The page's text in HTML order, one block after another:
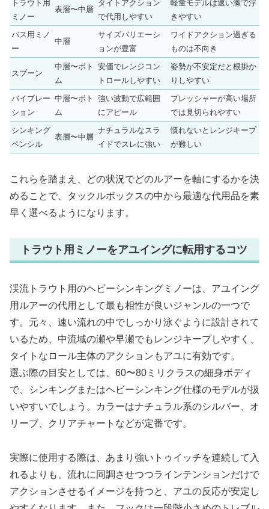
トラウト用
ミノー
表層〜中層
タイトアクション
で代用しやすい
軽量モデルは速い瀬で浮
きやすい
バス用ミノ
ー
中層
サイズバリエーシ
ョンが豊富
ワイドアクション過ぎる
ものは不向き
スプーン
中層〜ボト
ム
安価でレンジコン
トロールしやすい
姿勢が不安定だと根掛か
りしやすい
バイブレー
ション
中層〜ボト
ム
強い波動で広範囲
にアピール
プレッシャーが高い場所
では見切られやすい
シンキング
ペンシル
表層〜中層
ナチュラルなスラ
イドでスレに強い
慣れないとレンジキープ
が難しい
これらを踏まえ、どの状況でどのルアーを軸にするかを決
めることで、タックルボックスの中から最適な代用品を素
早く選べるようになります。
トラウト用ミノーをアユイングに転用するコツ
渓流トラウト用のヘビーシンキングミノーは、アユイング
用ルアーの代用として最も相性が良いジャンルの一つで
す。元々、速い流れの中でしっかり泳ぐように設計されて
いるため、中流域の瀬や早瀬でもレンジキープしやすく、
タイトなロール主体のアクションもアユに有効です。
選ぶ際の目安としては、60〜80ミリクラスの細身ボディ
で、シンキングまたはヘビーシンキング仕様のモデルが扱
いやすいでしょう。カラーはナチュラル系のシルバー、オ
リーブ、クリアチャートなどが定番です。
実際に使用する際は、あまり強いトゥイッチを連続して入
れるよりも、流れに同調させつつラインテンションだけで
アクションさせるイメージを持つと、アユの反応が安定し